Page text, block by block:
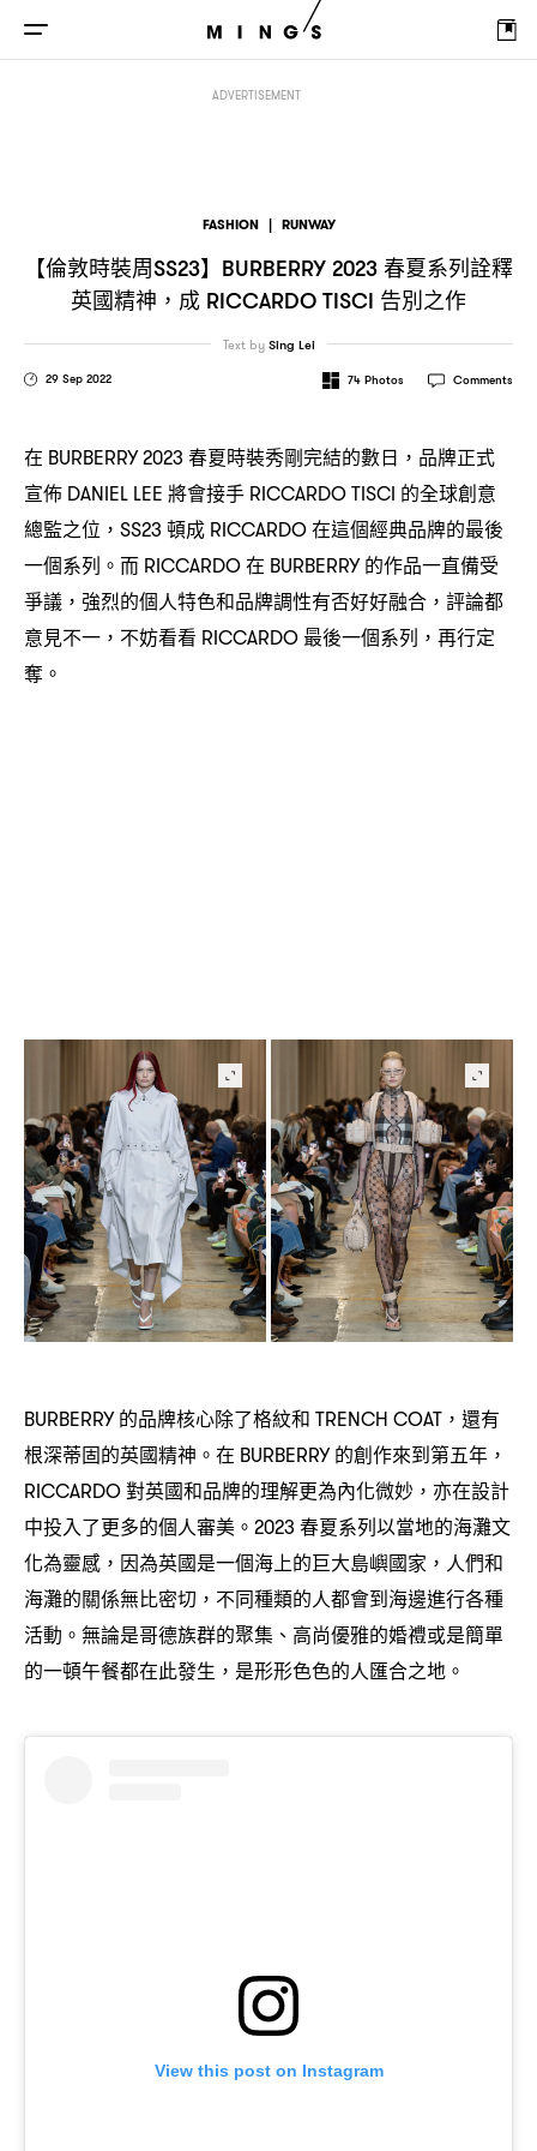
ADVERTISEMENT
FASHION | RUNWAY
【倫敦時裝周SS23】 BURBERRY 2023 春夏系列詮釋
英國精神 ， 成 RICCARDO TISCI 告別之作
29 Sep 2022
Text by Sing Lei
74 Photos Comments
在 BURBERRY 2023 春夏時裝秀剛完結的數日 ， 品牌正式
宣佈 DANIEL LEE 將會接手 RICCARDO TISCI 的全球創意
總監之位 ，SS23 頓成 RICCARDO在這個經典品牌的最後
一個系列。而 RICCARDO在 BURBERRY的作品一直備受
爭議 ， 強烈的個人特色和品牌調性有否好好融合 ， 評論都
意見不一 ， 不妨看看 RICCARDO 最後一個系列 ， 再行定
奪。
BURBERRY的品牌核心除了格紋和 TRENCH COAT， 還有
根深蒂固的英國精神。在 BURBERRY的創作來到第五年 ，
RICCARDO對英國和品牌的理解更為內化微妙 ， 亦在設計
中投入了更多的個人審美。 2023 春夏系列以當地的海灘文
化為靈感 ， 因為英國是一個海上的巨大島嶼國家 ， 人們和
海灘的關係無比密切 ， 不同種類的人都會到海邊進行各種
活動。無論是哥德族群的聚集、高尚優雅的婚禮或是簡單
的一頓午餐都在此發生 ， 是形形色色的人匯合之地。
View this post on Instagram
BURBERRY 2023春夏系列詮釋英國精神 RICCARDO